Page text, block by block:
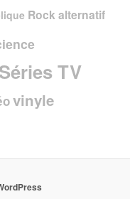
Rock alternatif
Séries TV
vinyle